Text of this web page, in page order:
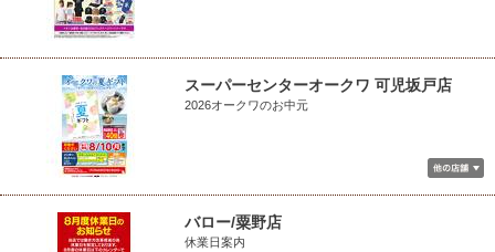
スーパーセンターオークワ 可児坂戸店
2026オークワのお中元
バロー/粟野店
休業日案内